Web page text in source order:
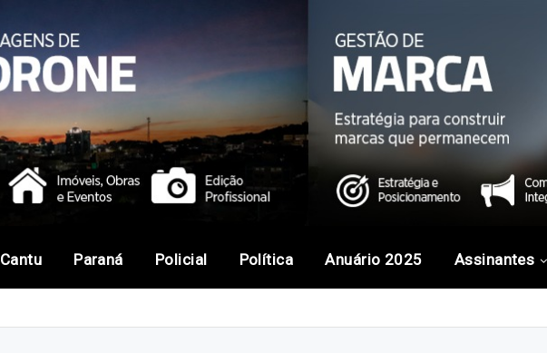
Cantu Paraná Policial Política Anuário 2025 Assinantes